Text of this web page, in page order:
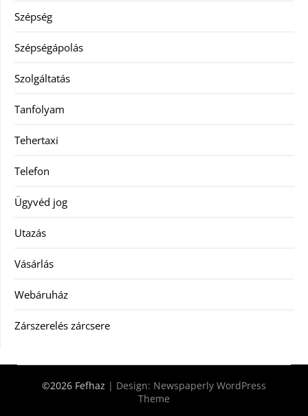
Szépség
Szépségápolás
Szolgáltatás
Tanfolyam
Tehertaxi
Telefon
Ügyvéd jog
Utazás
Vásárlás
Webáruház
Zárszerelés zárcsere
©2026 Fefhaz | Design: Newspaperly WordPress
Theme